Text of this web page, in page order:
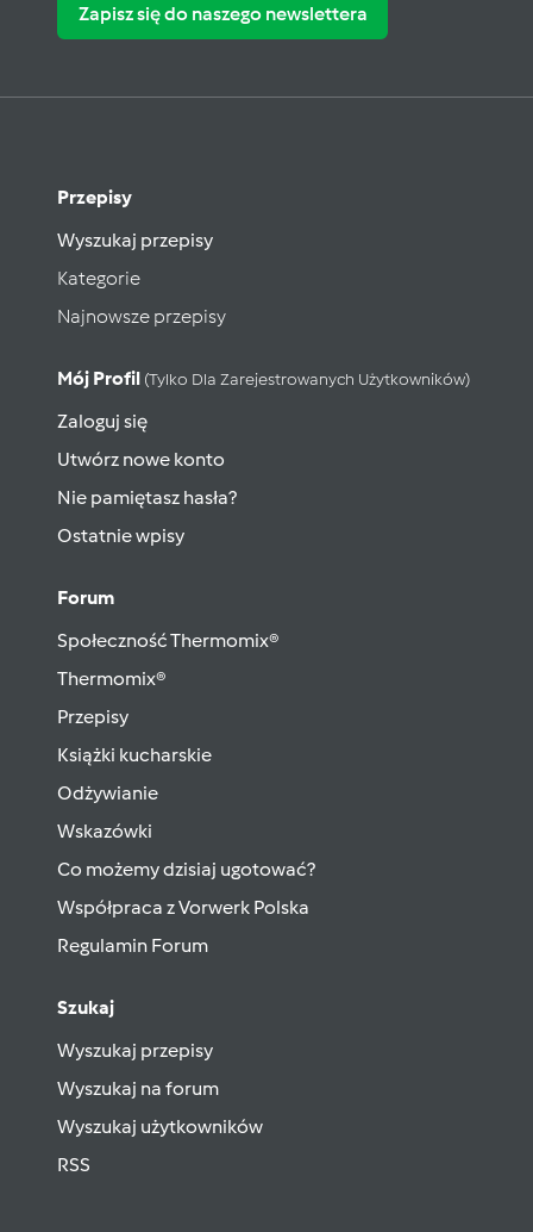
Zapisz się do naszego newslettera
Przepisy
Wyszukaj przepisy
Kategorie
Najnowsze przepisy
Mój Profil (tylko Dla Zarejestrowanych Użytkowników)
Zaloguj się
Utwórz nowe konto
Nie pamiętasz hasła?
Ostatnie wpisy
Forum
Społeczność Thermomix®
Thermomix®
Przepisy
Książki kucharskie
Odżywianie
Wskazówki
Co możemy dzisiaj ugotować?
Współpraca z Vorwerk Polska
Regulamin Forum
Szukaj
Wyszukaj przepisy
Wyszukaj na forum
Wyszukaj użytkowników
RSS